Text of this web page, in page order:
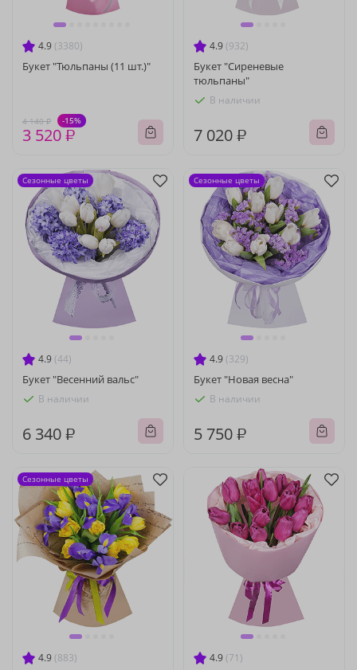
4.9 (3380)
Букет "Тюльпаны (11 шт.)"
4 140 ₽ -15%
3 520 ₽
4.9 (932)
Букет "Сиреневые
тюльпаны"
В наличии
7 020 ₽
4.9 (44)
Букет "Весенний вальс"
В наличии
6 340 ₽
Сезонные цветы
4.9 (329)
Букет "Новая весна"
В наличии
5 750 ₽
Сезонные цветы
4.9 (883)
Сезонные цветы
4.9 (71)